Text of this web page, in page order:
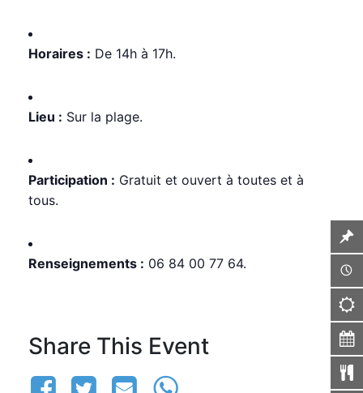
Horaires : De 14h à 17h.
Lieu : Sur la plage.
Participation : Gratuit et ouvert à toutes et à
tous.
Renseignements : 06 84 00 77 64.
Share This Event